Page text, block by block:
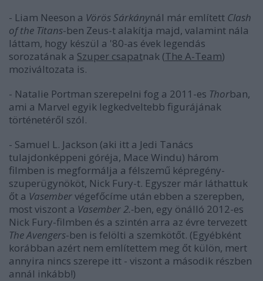
- Liam Neeson a Vörös Sárkánynál már említett Clash
of the Titans-ben Zeus-t alakítja majd, valamint nála
láttam, hogy készül a '80-as évek legendás
sorozatának a Szuper csapatnak (The A-Team)
moziváltozata is.
- Natalie Portman szerepelni fog a 2011-es Thorban,
ami a Marvel egyik legkedveltebb figurájának
történetéről szól.
- Samuel L. Jackson (aki itt a Jedi Tanács
tulajdonképpeni góréja, Mace Windu) három
filmben is megformálja a félszemű képregény-
szuperügynököt, Nick Fury-t. Egyszer már láthattuk
őt a Vasembervégefőcíme után ebben a szerepben,
most viszont a Vasember 2.-ben, egy önálló 2012-es
Nick Fury-filmben és a szintén arra az évre tervezett
The Avengers-ben is felölti a szemkötőt. (Egyébként
korábban azért nem említettem meg őt külön, mert
annyira nincs szerepe itt - viszont a második részben
annál inkább!)